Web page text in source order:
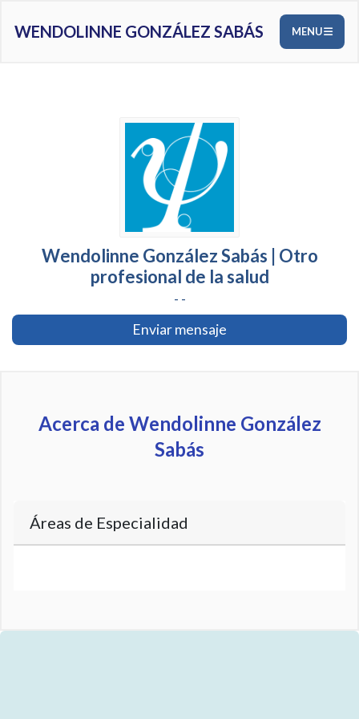
WENDOLINNE GONZÁLEZ SABÁS MENU
Wendolinne González Sabás | Otro
profesional de la salud
- -
Enviar mensaje
Acerca de Wendolinne González
Sabás
Áreas de Especialidad